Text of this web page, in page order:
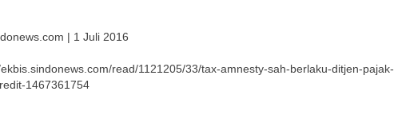
| 1 Juli 2016
read/1121205/33/tax-amnesty-sah-berlaku-ditjen-pajak-
1467361754